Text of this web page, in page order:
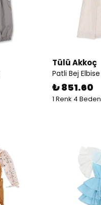
Tülü Akkoç
Patli Bej Elbise
₺ 851.60
1 Renk 4 Beden